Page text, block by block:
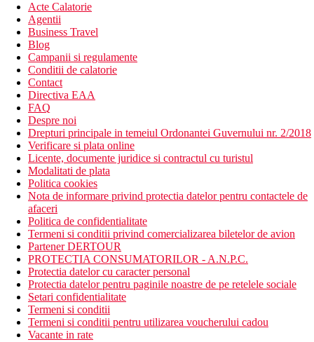
Acte Calatorie
Agentii
Business Travel
Blog
Campanii si regulamente
Conditii de calatorie
Contact
Directiva EAA
FAQ
Despre noi
Drepturi principale in temeiul Ordonantei Guvernului nr. 2/2018
Verificare si plata online
Licente, documente juridice si contractul cu turistul
Modalitati de plata
Politica cookies
Nota de informare privind protectia datelor pentru contactele de
afaceri
Politica de confidentialitate
Termeni si conditii privind comercializarea biletelor de avion
Partener DERTOUR
PROTECTIA CONSUMATORILOR - A.N.P.C.
Protectia datelor cu caracter personal
Protectia datelor pentru paginile noastre de pe retelele sociale
Setari confidentialitate
Termeni si conditii
Termeni si conditii pentru utilizarea voucherului cadou
Vacante in rate